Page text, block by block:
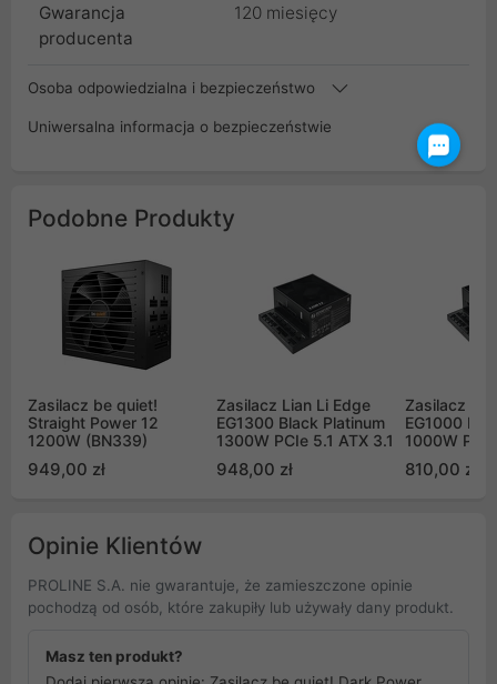
Gwarancja
producenta
120 miesięcy
Osoba odpowiedzialna i bezpieczeństwo
Uniwersalna informacja o bezpieczeństwie
Podobne Produkty
Zasilacz be quiet!
Straight Power 12
1200W (BN339)
949,00 zł
Zasilacz Lian Li Edge
EG1300 Black Platinum
1300W PCIe 5.1 ATX 3.1
948,00 zł
Zasilacz
EG1000
1000W
810,00 zł
Opinie Klientów
PROLINE S.A. nie gwarantuje, że zamieszczone opinie
pochodzą od osób, które zakupiły lub używały dany produkt.
Masz ten produkt?